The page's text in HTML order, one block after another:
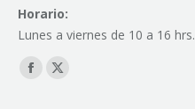
Horario:
Lunes a viernes de 10 a 16 hrs.
Find us on:
Facebook
X